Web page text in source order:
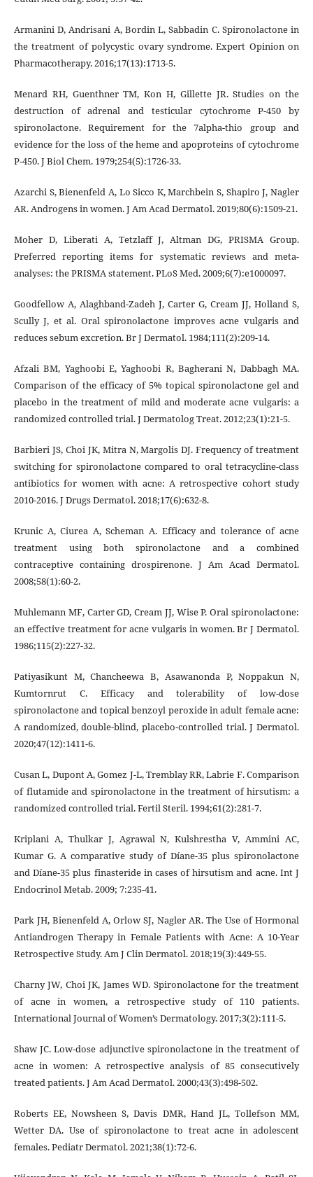
Armanini D, Andrisani A, Bordin L, Sabbadin C. Spironolactone in
the treatment of polycystic ovary syndrome. Expert Opinion on
Pharmacotherapy. 2016;17(13):1713-5.
Menard RH, Guenthner TM, Kon H, Gillette JR. Studies on the
destruction of adrenal and testicular cytochrome P-450 by
spironolactone. Requirement for the 7alpha-thio group and
evidence for the loss of the heme and apoproteins of cytochrome
P-450. J Biol Chem. 1979;254(5):1726-33.
Azarchi S, Bienenfeld A, Lo Sicco K, Marchbein S, Shapiro J, Nagler
AR. Androgens in women. J Am Acad Dermatol. 2019;80(6):1509-21.
Moher D, Liberati A, Tetzlaff J, Altman DG, PRISMA Group.
Preferred reporting items for systematic reviews and meta-
analyses: the PRISMA statement. PLoS Med. 2009;6(7):e1000097.
Goodfellow A, Alaghband-Zadeh J, Carter G, Cream JJ, Holland S,
Scully J, et al. Oral spironolactone improves acne vulgaris and
reduces sebum excretion. Br J Dermatol. 1984;111(2):209-14.
Afzali BM, Yaghoobi E, Yaghoobi R, Bagherani N, Dabbagh MA.
Comparison of the efficacy of 5% topical spironolactone gel and
placebo in the treatment of mild and moderate acne vulgaris: a
randomized controlled trial. J Dermatolog Treat. 2012;23(1):21-5.
Barbieri JS, Choi JK, Mitra N, Margolis DJ. Frequency of treatment
switching for spironolactone compared to oral tetracycline-class
antibiotics for women with acne: A retrospective cohort study
2010-2016. J Drugs Dermatol. 2018;17(6):632-8.
Krunic A, Ciurea A, Scheman A. Efficacy and tolerance of acne
treatment using both spironolactone and a combined
contraceptive containing drospirenone. J Am Acad Dermatol.
2008;58(1):60-2.
Muhlemann MF, Carter GD, Cream JJ, Wise P. Oral spironolactone:
an effective treatment for acne vulgaris in women. Br J Dermatol.
1986;115(2):227-32.
Patiyasikunt M, Chancheewa B, Asawanonda P, Noppakun N,
Kumtornrut C. Efficacy and tolerability of low‐dose
spironolactone and topical benzoyl peroxide in adult female acne:
A randomized, double‐blind, placebo‐controlled trial. J Dermatol.
2020;47(12):1411-6.
Cusan L, Dupont A, Gomez J-L, Tremblay RR, Labrie F. Comparison
of flutamide and spironolactone in the treatment of hirsutism: a
randomized controlled trial. Fertil Steril. 1994;61(2):281-7.
Kriplani A, Thulkar J, Agrawal N, Kulshrestha V, Ammini AC,
Kumar G. A comparative study of Díane-35 plus spironolactone
and Díane-35 plus finasteride in cases of hirsutism and acne. Int J
Endocrinol Metab. 2009; 7:235-41.
Park JH, Bienenfeld A, Orlow SJ, Nagler AR. The Use of Hormonal
Antiandrogen Therapy in Female Patients with Acne: A 10-Year
Retrospective Study. Am J Clin Dermatol. 2018;19(3):449-55.
Charny JW, Choi JK, James WD. Spironolactone for the treatment
of acne in women, a retrospective study of 110 patients.
International Journal of Women’s Dermatology. 2017;3(2):111-5.
Shaw JC. Low-dose adjunctive spironolactone in the treatment of
acne in women: A retrospective analysis of 85 consecutively
treated patients. J Am Acad Dermatol. 2000;43(3):498-502.
Roberts EE, Nowsheen S, Davis DMR, Hand JL, Tollefson MM,
Wetter DA. Use of spironolactone to treat acne in adolescent
females. Pediatr Dermatol. 2021;38(1):72-6.